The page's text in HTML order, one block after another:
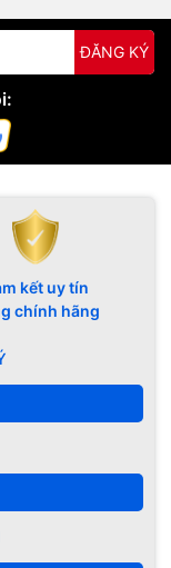
ĐĂNG KÝ
kết uy tín
chính hãng